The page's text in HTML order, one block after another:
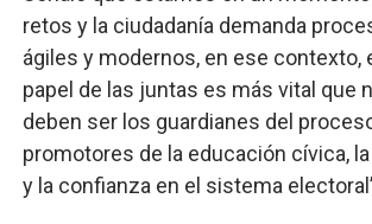
retos y la ciudadanía demanda
ágiles y modernos, en ese contexto,
papel de las juntas es más vital que
deben ser los guardianes del
promotores de la educación cívica,
y la confianza en el sistema